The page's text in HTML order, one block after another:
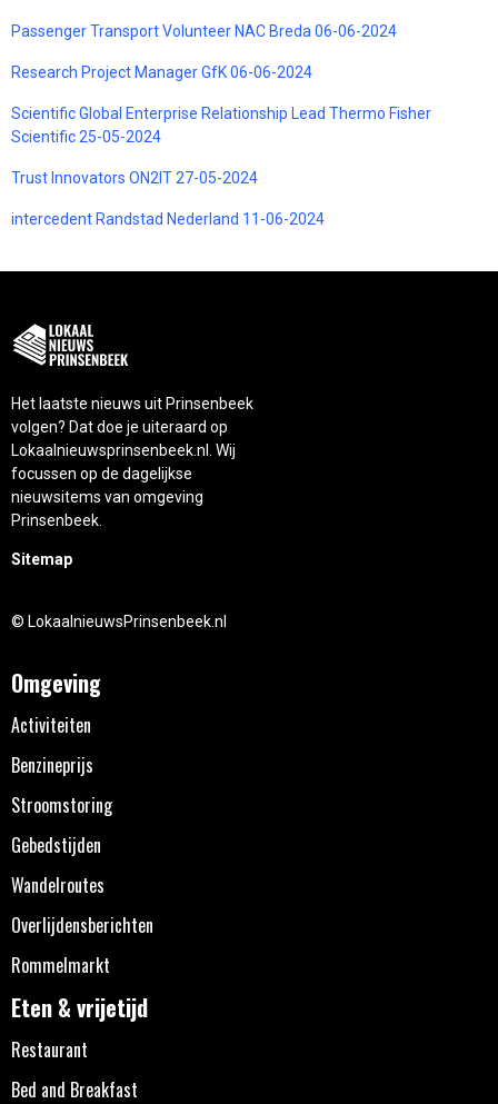
Passenger Transport Volunteer NAC Breda 06-06-2024
Research Project Manager GfK 06-06-2024
Scientific Global Enterprise Relationship Lead Thermo Fisher
Scientific 25-05-2024
Trust Innovators ON2IT 27-05-2024
intercedent Randstad Nederland 11-06-2024
Het laatste nieuws uit Prinsenbeek
volgen? Dat doe je uiteraard op
Lokaalnieuwsprinsenbeek.nl. Wij
focussen op de dagelijkse
nieuwsitems van omgeving
Prinsenbeek.
Sitemap
© LokaalnieuwsPrinsenbeek.nl
Omgeving
Activiteiten
Benzineprijs
Stroomstoring
Gebedstijden
Wandelroutes
Overlijdensberichten
Rommelmarkt
Eten & vrijetijd
Restaurant
Bed and Breakfast